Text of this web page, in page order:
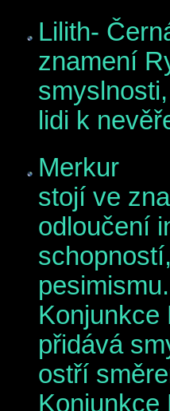
Lilith-
znamení
lidi k
Merkur
stojí ve
odloučení
Konjunkce
přidává
ostří
Konjunkce